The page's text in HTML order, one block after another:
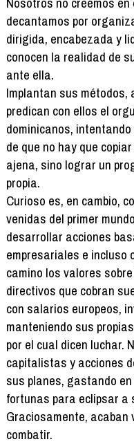
decantamos por
dirigida, encabezada y
conocen la realidad de
ante ella.
Implantan sus
predican con ellos el
dominicanos,
de que no hay que
ajena, sino lograr un
propia.
Curioso es, en cambio,
venidas del primer
desarrollar acciones
empresariales e incluso
camino los valores
directivos que cobran
con salarios europeos,
manteniendo sus
por el cual dicen luchar.
capitalistas y acciones
sus planes, gastando
fortunas para eclipsar a
Graciosamente, acaban
combatir.